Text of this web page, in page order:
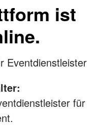
ist
Eventdienstleister
für